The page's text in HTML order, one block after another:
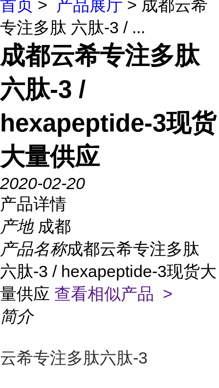
首页 > 产品展厅 > 成都云希
专注多肽 六肽-3 / ...
成都云希专注多肽
六肽-3 /
hexapeptide-3现货
大量供应
2020-02-20
产品详情
产地 成都
产品名称成都云希专注多肽
六肽-3 / hexapeptide-3现货大
量供应 查看相似产品 >
简介
云希专注多肽六肽-3